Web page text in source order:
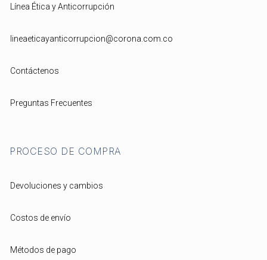
Línea Ética y Anticorrupción
lineaeticayanticorrupcion@corona.com.co
Contáctenos
Preguntas Frecuentes
PROCESO DE COMPRA
Devoluciones y cambios
Costos de envío
Métodos de pago